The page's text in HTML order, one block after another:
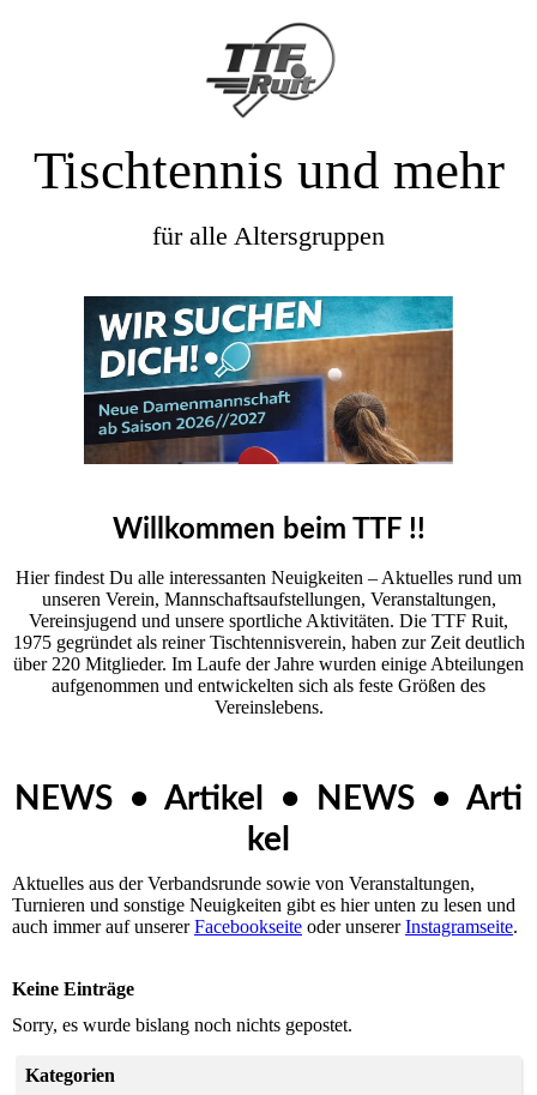
Tischtennis und mehr
für alle Altersgruppen
Willkommen beim TTF !!
Hier findest Du alle interessanten Neuigkeiten – Aktuelles rund um
unseren Ver­ein, Mannschaftsaufstellungen, Veranstaltungen,
Vereinsjugend und unsere sportliche Aktivitäten. Die TTF Ruit,
1975 gegründet als reiner Tischtennisverein, haben zur Zeit deutlich
über 220 Mitglieder. Im Laufe der Jahre wurden einige Abteilungen
aufgenommen und entwickelten sich als feste Größen des
Vereinslebens.
NEWS • Artikel • NEWS • Arti
kel
Aktuelles aus der Verbandsrunde sowie von Veranstaltungen,
Turnieren und sonstige Neuigkeiten gibt es hier unten zu lesen und
auch immer auf unsererFacebookseite oder unsererInstagramseite.
Keine Einträge
Sorry, es wurde bislang noch nichts gepostet.
Kategorien